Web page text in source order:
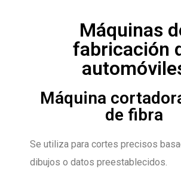
Máquinas
fabricación
Máquina
de fibra
Se utiliza para cortes precisos
dibujos o datos preestablecidos.